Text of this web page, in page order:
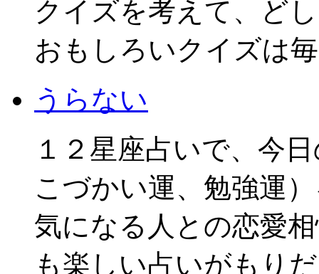
クイズを考えて、ど
おもしろいクイズは
うらない
１２星座占いで、今
こづかい運、勉強運
気になる人との恋愛
も楽しい占いがもり